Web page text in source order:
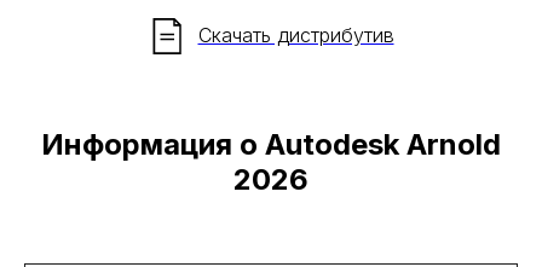
Скачать дистрибутив
Информация о Autodesk Arnold
2026